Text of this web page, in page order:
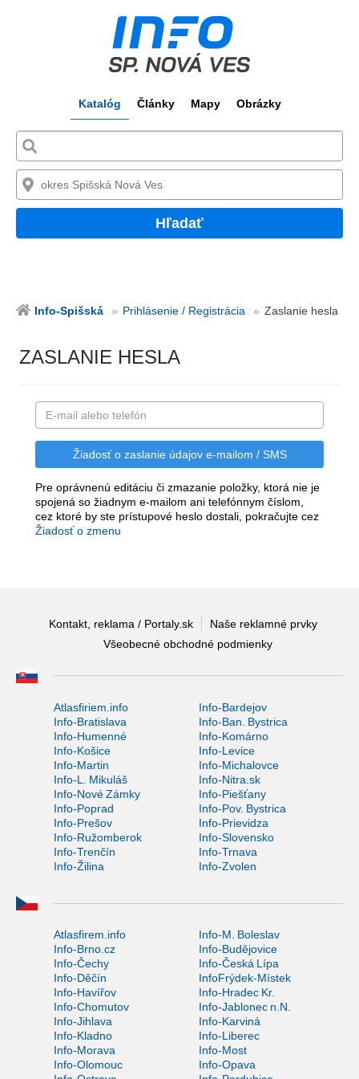
Katalóg Články Mapy Obrázky
Hľadať
Info-Spišská Prihlásenie / Registrácia Zaslanie hesla
ZASLANIE HESLA
Pre oprávnenú editáciu či zmazanie položky, ktorá nie je
spojená so žiadnym e-mailom ani telefónnym číslom,
cez ktoré by ste prístupové heslo dostali, pokračujte cez
Žiadosť o zmenu
Kontakt, reklama / Portaly.sk
Naše reklamné prvky
Všeobecné obchodné podmienky
Atlasfiriem.info
Info-Bardejov
Info-Bratislava
Info-Ban. Bystrica
Info-Humenné
Info-Komárno
Info-Košice
Info-Levice
Info-Martin
Info-Michalovce
Info-L. Mikuláš
Info-Nitra.sk
Info-Nové Zámky
Info-Piešťany
Info-Poprad
Info-Pov. Bystrica
Info-Prešov
Info-Prievidza
Info-Ružomberok
Info-Slovensko
Info-Trenčín
Info-Trnava
Info-Žilina
Info-Zvolen
Atlasfirem.info
Info-M. Boleslav
Info-Brno.cz
Info-Budějovice
Info-Čechy
Info-Česká Lípa
Info-Děčín
InfoFrýdek-Místek
Info-Havířov
Info-Hradec Kr.
Info-Chomutov
Info-Jablonec n.N.
Info-Jihlava
Info-Karviná
Info-Kladno
Info-Liberec
Info-Morava
Info-Most
Info-Olomouc
Info-Opava